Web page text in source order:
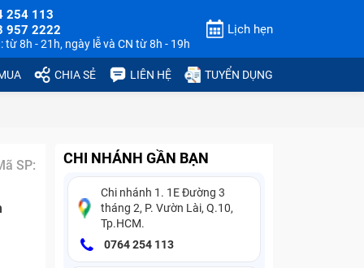
254 113
957 2222
từ 8h - 21h, ngày lễ và CN từ 8h - 19h
Lịch hẹn
CHIA SẺ LIÊN HỆ TUYỂN DỤNG
SP: CHI NHÁNH GẦN BẠN
Chi nhánh 1. 1E Đường 3
tháng 2, P. Vườn Lài, Q.10,
Tp.HCM.
0764 254 113